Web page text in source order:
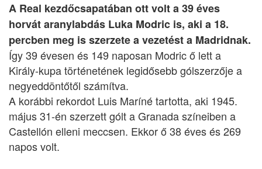
A Real kezdőcsapatában ott volt a 39 éves
horvát aranylabdás Luka Modric is, aki a 18.
percben meg is szerzete a vezetést a Madridnak.
Így 39 évesen és 149 naposan Modric ő lett a
Király-kupa történetének legidősebb gólszerzője a
negyeddöntőtől számítva.
A korábbi rekordot Luis Maríné tartotta, aki 1945.
május 31-én szerzett gólt a Granada színeiben a
Castellón elleni meccsen. Ekkor ő 38 éves és 269
napos volt.